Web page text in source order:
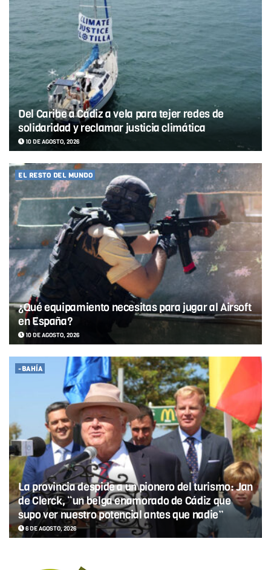
Del Caribe a Cádiz a vela para tejer redes de
solidaridad y reclamar justicia climática
10 DE AGOSTO, 2026
EL RESTO DEL MUNDO
¿Qué equipamiento necesitas para jugar al Airsoft
en España?
10 DE AGOSTO, 2026
-BAHÍA
La provincia despide a un pionero del turismo: Jan
de Clerck, “un belga enamorado de Cádiz que
supo ver nuestro potencial antes que nadie”
6 DE AGOSTO, 2026